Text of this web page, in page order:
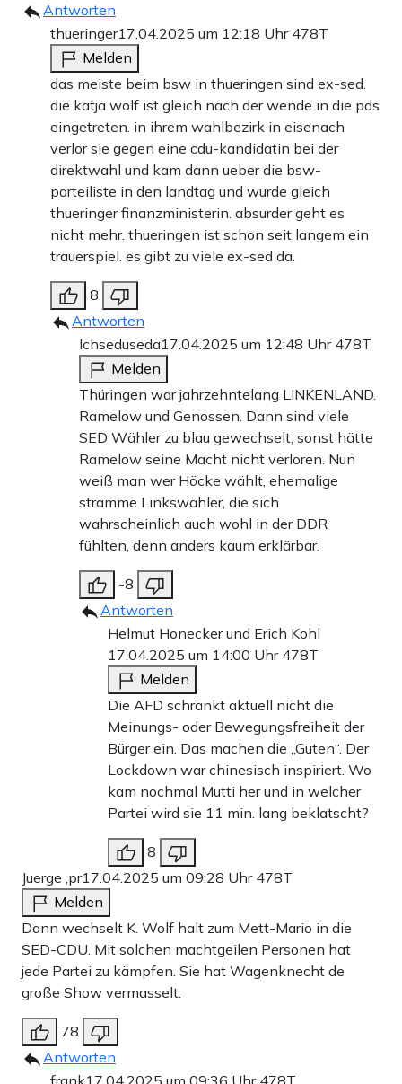
Antworten
thueringer17.04.2025 um 12:18 Uhr 478T
Melden
das meiste beim bsw in thueringen sind ex-sed.
die katja wolf ist gleich nach der wende in die pds
eingetreten. in ihrem wahlbezirk in eisenach
verlor sie gegen eine cdu-kandidatin bei der
direktwahl und kam dann ueber die bsw-
parteiliste in den landtag und wurde gleich
thueringer finanzministerin. absurder geht es
nicht mehr. thueringen ist schon seit langem ein
trauerspiel. es gibt zu viele ex-sed da.
8
Antworten
Ichseduseda17.04.2025 um 12:48 Uhr 478T
Melden
Thüringen war jahrzehntelang LINKENLAND.
Ramelow und Genossen. Dann sind viele
SED Wähler zu blau gewechselt, sonst hätte
Ramelow seine Macht nicht verloren. Nun
weiß man wer Höcke wählt, ehemalige
stramme Linkswähler, die sich
wahrscheinlich auch wohl in der DDR
fühlten, denn anders kaum erklärbar.
-8
Antworten
Helmut Honecker und Erich Kohl
17.04.2025 um 14:00 Uhr 478T
Melden
Die AFD schränkt aktuell nicht die
Meinungs- oder Bewegungsfreiheit der
Bürger ein. Das machen die „Guten“. Der
Lockdown war chinesisch inspiriert. Wo
kam nochmal Mutti her und in welcher
Partei wird sie 11 min. lang beklatscht?
8
Juerge ,pr17.04.2025 um 09:28 Uhr 478T
Melden
Dann wechselt K. Wolf halt zum Mett-Mario in die
SED-CDU. Mit solchen machtgeilen Personen hat
jede Partei zu kämpfen. Sie hat Wagenknecht de
große Show vermasselt.
78
Antworten